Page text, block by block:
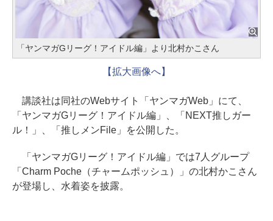
「ヤンマガGリーグ！アイドル編」より北村かこさん
【拡大画像へ】
講談社は同社のWebサイト「ヤンマガWeb」にて、
「ヤンマガGリーグ！アイドル編」、「NEXT推しガー
ル！」、「推しメンFile」を公開した。
「ヤンマガGリーグ！アイドル編」では7人グループ
「Charm Poche（チャームポッシュ）」の北村かこさん
が登場し、水着姿を披露。